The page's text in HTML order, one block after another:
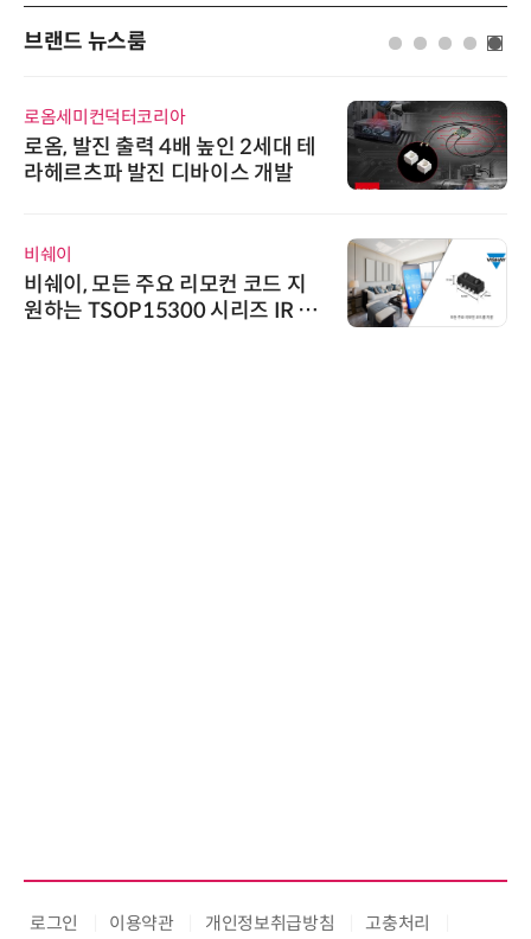
브랜드 뉴스룸
로옴세미컨덕터코리아
로옴, 발진 출력 4배 높인 2세대 테
라헤르츠파 발진 디바이스 개발
비쉐이
비쉐이, 모든 주요 리모컨 코드 지
원하는 TSOP15300 시리즈 IR 수
로그인 이용약관 개인정보취급방침 고충처리